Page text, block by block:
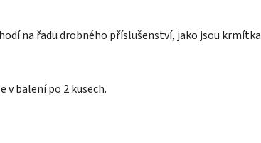
na řadu drobného příslušenství, jako jsou
v balení po 2 kusech.